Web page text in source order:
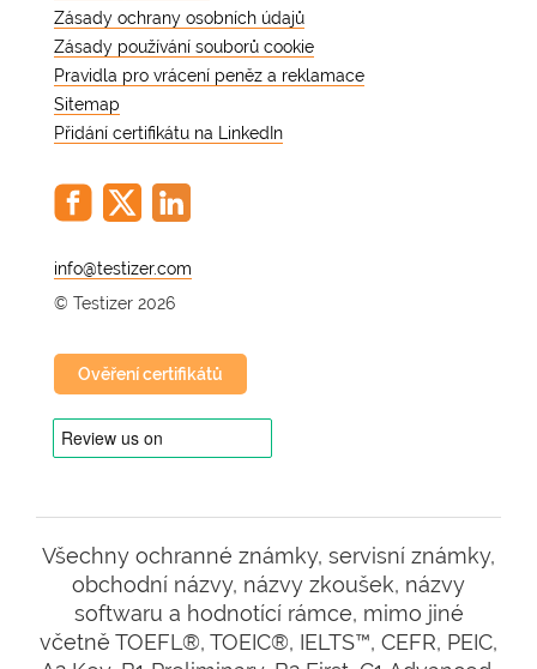
Zásady ochrany osobních údajů
Zásady používání souborů cookie
Pravidla pro vrácení peněz a reklamace
Sitemap
Přidání certifikátu na LinkedIn
@
© Testizer 2026
Ověření certifikátů
Všechny ochranné známky, servisní známky,
obchodní názvy, názvy zkoušek, názvy
softwaru a hodnotící rámce, mimo jiné
včetně TOEFL®, TOEIC®, IELTS™, CEFR, PEIC,